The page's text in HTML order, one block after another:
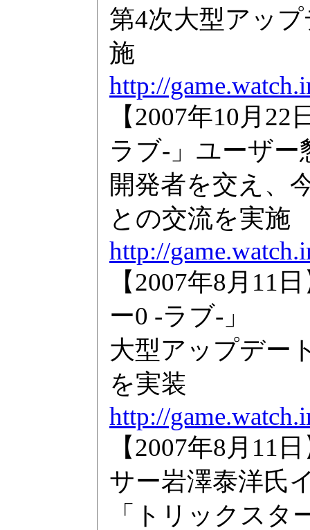
第4次大型アッ
施
http://
【2007年10月
ラブ-」ユーザー
開発者を交え、
との交流を実施
http://
【2007年8月11
ー0 -ラブ-」
大型アップデー
を実装
http://
【2007年8月11
サー岩澤泰洋氏
「トリックス